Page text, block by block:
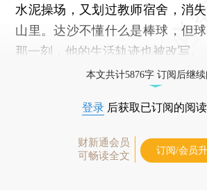
水泥操场，又划过教师宿舍，消
山里。达沙不懂什么是棒球，但
那一刻，他的生活轨迹也被改写。
本文共计5876字 订阅后继
登录 后获取已订阅的阅
财新通会员
可畅读全文
订阅/会员